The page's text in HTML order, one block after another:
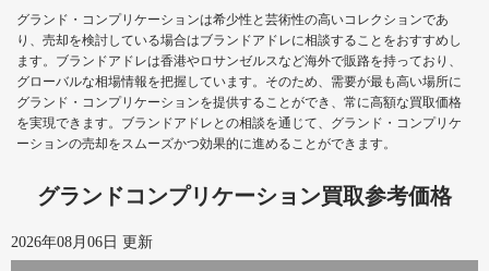
グランド・コンプリケーションは希少性と芸術性の高いコレクションであ
り、売却を検討している場合はブランドアドレに相談することをおすすめし
ます。ブランドアドレは香港やロサンゼルスなど海外で販路を持っており、
グローバルな相場情報を把握しています。そのため、需要が最も高い場所に
グランド・コンプリケーションを提供することができ、常に高額な買取価格
を実現できます。ブランドアドレとの相談を通じて、グランド・コンプリケ
ーションの売却をスムーズかつ効果的に進めることができます。
グランドコンプリケーション買取参考価格
2026年08月06日 更新